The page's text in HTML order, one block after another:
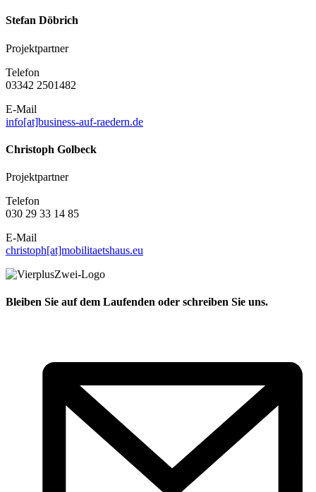
Stefan Döbrich
Projektpartner
Telefon
03342 2501482
E-Mail
info[at]business-auf-raedern.de
Christoph Golbeck
Projektpartner
Telefon
030 29 33 14 85
E-Mail
christoph[at]mobilitaetshaus.eu
Bleiben Sie auf dem Laufenden oder schreiben Sie uns.